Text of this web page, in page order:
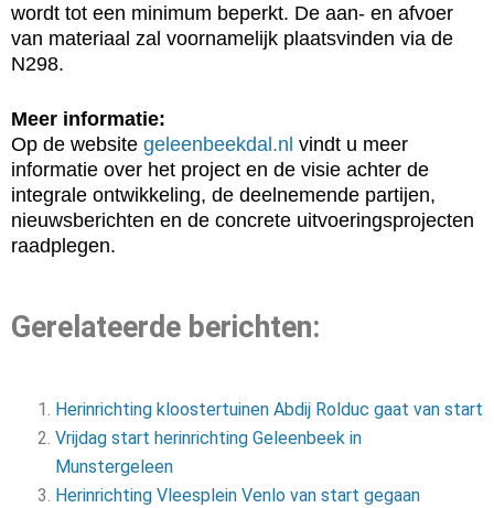
wordt tot een minimum beperkt. De aan- en afvoer
van materiaal zal voornamelijk plaatsvinden via de
N298.
Meer informatie:
Op de website geleenbeekdal.nl vindt u meer
informatie over het project en de visie achter de
integrale ontwikkeling, de deelnemende partijen,
nieuwsberichten en de concrete uitvoeringsprojecten
raadplegen.
Gerelateerde berichten:
Herinrichting kloostertuinen Abdij Rolduc gaat van start
Vrijdag start herinrichting Geleenbeek in
Munstergeleen
Herinrichting Vleesplein Venlo van start gegaan